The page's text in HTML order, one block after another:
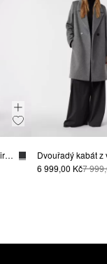
Splývavé kalhoty se širokými nohavicemi a záhyby v pase
6 999,00 Kč7